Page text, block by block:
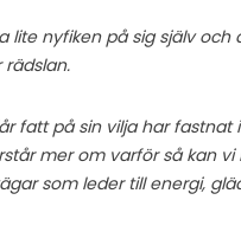
lite nyfiken på sig själv och
fatt på sin vilja har fastnat
mer om varför så kan
som leder till energi,